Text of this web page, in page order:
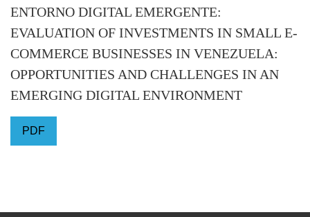
ENTORNO DIGITAL EMERGENTE:
EVALUATION OF INVESTMENTS IN SMALL E-
COMMERCE BUSINESSES IN VENEZUELA:
OPPORTUNITIES AND CHALLENGES IN AN
EMERGING DIGITAL ENVIRONMENT
PDF